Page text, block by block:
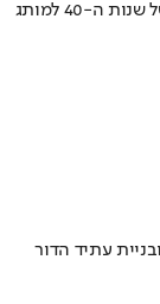
איך אסם הפכה את תקופת הצנע והמחסור הקשה של שנות ה-40 למותג
עתיד הדור